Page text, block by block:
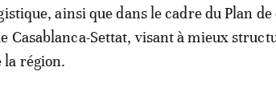
ainsi que dans le cadre du Plan
Casablanca-Settat, visant à mieux
la région.